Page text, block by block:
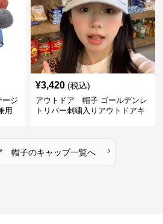
ジ
用
¥3,420 (税込)
アウトドア 帽子 ゴールデンレ
トリバー刺繍入りアウトドアキ
帽子のキャップ一覧へ ›